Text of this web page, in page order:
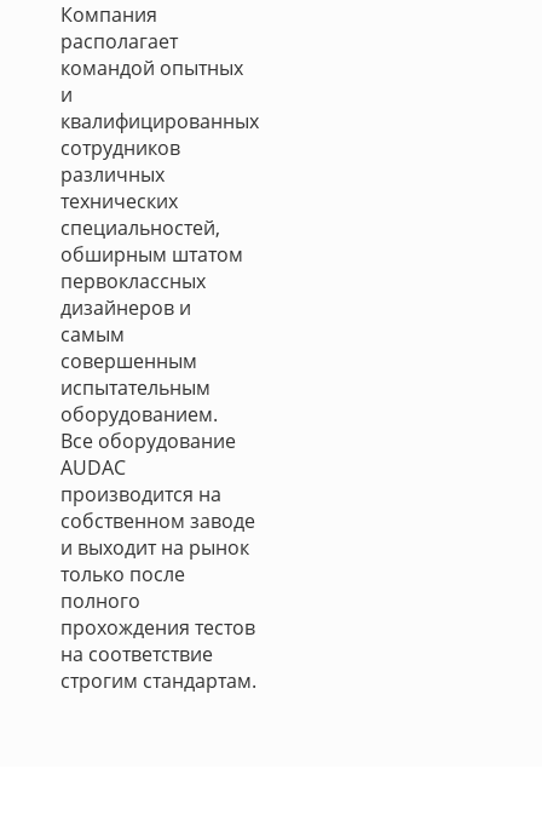
Компания
располагает
командой опытных
и
квалифицированных
сотрудников
различных
технических
специальностей,
обширным штатом
первоклассных
дизайнеров и
самым
совершенным
испытательным
оборудованием.
Все оборудование
AUDAC
производится на
собственном заводе
и выходит на рынок
только после
полного
прохождения тестов
на соответствие
строгим стандартам.